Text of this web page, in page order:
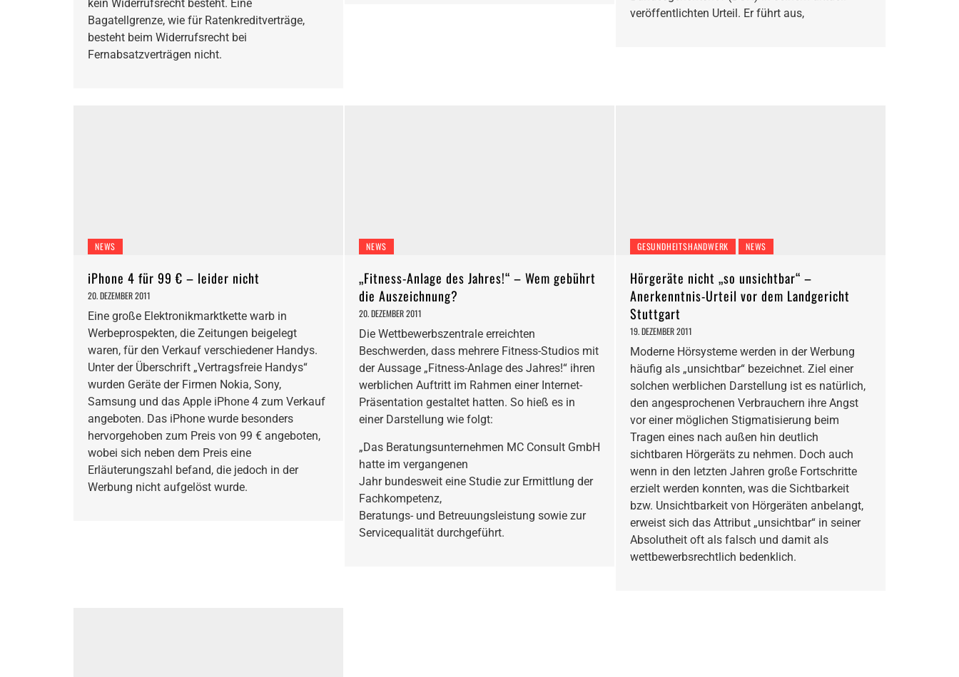
kein Widerrufsrecht besteht. Eine
Bagatellgrenze, wie für Ratenkreditverträge,
besteht beim Widerrufsrecht bei
Fernabsatzverträgen nicht.
veröffentlichten Urteil. Er führt aus,
NEWS
iPhone 4 für 99 € – leider nicht
20. DEZEMBER 2011
Eine große Elektronikmarktkette warb in
Werbeprospekten, die Zeitungen beigelegt
waren, für den Verkauf verschiedener Handys.
Unter der Überschrift „Vertragsfreie Handys“
wurden Geräte der Firmen Nokia, Sony,
Samsung und das Apple iPhone 4 zum Verkauf
angeboten. Das iPhone wurde besonders
hervorgehoben zum Preis von 99 € angeboten,
wobei sich neben dem Preis eine
Erläuterungszahl befand, die jedoch in der
Werbung nicht aufgelöst wurde.
NEWS
„Fitness-Anlage des Jahres!“ – Wem gebührt
die Auszeichnung?
20. DEZEMBER 2011
Die Wettbewerbszentrale erreichten
Beschwerden, dass mehrere Fitness-Studios mit
der Aussage „Fitness-Anlage des Jahres!“ ihren
werblichen Auftritt im Rahmen einer Internet-
Präsentation gestaltet hatten. So hieß es in
einer Darstellung wie folgt:
„Das Beratungsunternehmen MC Consult GmbH
hatte im vergangenen
Jahr bundesweit eine Studie zur Ermittlung der
Fachkompetenz,
Beratungs- und Betreuungsleistung sowie zur
Servicequalität durchgeführt.
GESUNDHEITSHANDWERK NEWS
Hörgeräte nicht „so unsichtbar“ –
Anerkenntnis-Urteil vor dem Landgericht
Stuttgart
19. DEZEMBER 2011
Moderne Hörsysteme werden in der Werbung
häufig als „unsichtbar“ bezeichnet. Ziel einer
solchen werblichen Darstellung ist es natürlich,
den angesprochenen Verbrauchern ihre Angst
vor einer möglichen Stigmatisierung beim
Tragen eines nach außen hin deutlich
sichtbaren Hörgeräts zu nehmen. Doch auch
wenn in den letzten Jahren große Fortschritte
erzielt werden konnten, was die Sichtbarkeit
bzw. Unsichtbarkeit von Hörgeräten anbelangt,
erweist sich das Attribut „unsichtbar“ in seiner
Absolutheit oft als falsch und damit als
wettbewerbsrechtlich bedenklich.